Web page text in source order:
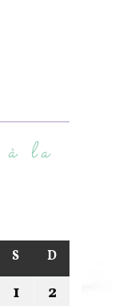
à la
S D
1
2